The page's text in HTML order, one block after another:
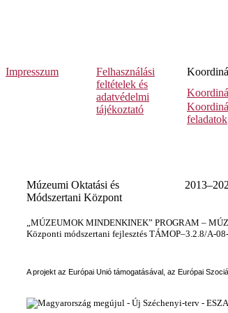
Impresszum
Felhasználási
feltételek és
adatvédelmi
tájékoztató
feladatok
Múzeumi Oktatási és
Módszertani Központ
„MÚZEUMOK MINDENKINEK” PROGRAM –
Központi módszertani fejlesztés TÁMOP–3.2.8/A-
A projekt az Európai Unió támogatásával, az Európai